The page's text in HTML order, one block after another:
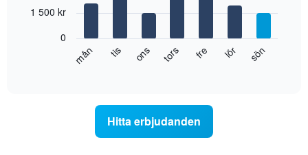
månaderna.
mån tis ons tors fre lör sön
0
1 500 kr
Hitta erbjudanden